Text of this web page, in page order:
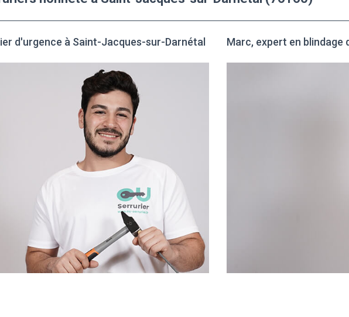
d'urgence à Saint-Jacques-sur-Darnétal Marc, expert en